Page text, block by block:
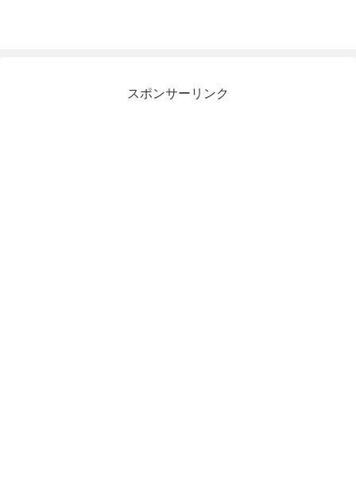
スポンサーリンク